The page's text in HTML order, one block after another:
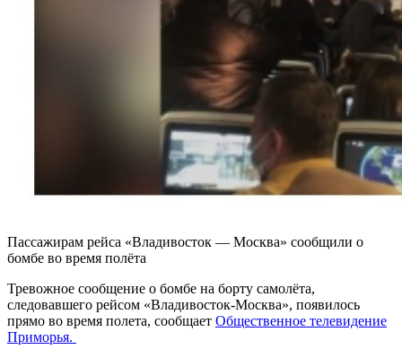
Пассажирам рейса «Владивосток — Москва» сообщили о
бомбе во время полёта
Тревожное сообщение о бомбе на борту самолёта,
следовавшего рейсом «Владивосток-Москва», появилось
прямо во время полета, сообщает Общественное телевидение
Приморья.